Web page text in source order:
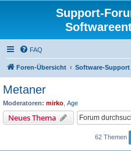
Support-
FAQ
Foren-Übersicht Software-Support
Metaner
Moderatoren: mirko Age
Neues Thema
62 Themen